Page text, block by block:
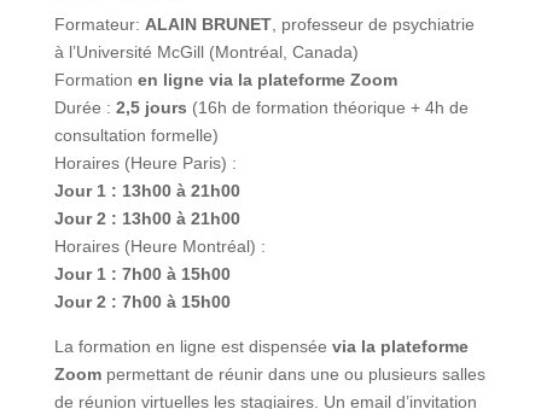
Jour 2 : 7h00 à 15h00
La formation en ligne est dispenséevia la plateforme
Zoompermettant de réunir dans une ou plusieurs salles
de réunion virtuelles les stagiaires. Un email d’invitation
contenant le lien de connexion à la salle de formation,
vous sera transmis pour vous permettre d’assister à la
formation.
Pour suivre ce cursus en ligne, un ordinateur PC ou Mac
ainsi qu’une connexion internet d’un minimum de 4
Mbit/s, vous seront nécessaires.